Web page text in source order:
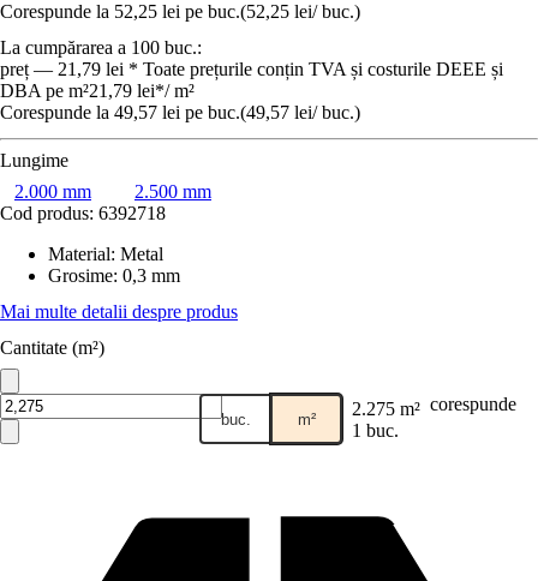
Corespunde la 52,25 lei pe buc.(52,25 lei/ buc.)
La cumpărarea a 100 buc.:
preț — 21,79 lei * Toate prețurile conțin TVA și costurile DEEE și
DBA pe m²21,79 lei*/ m²
Corespunde la 49,57 lei pe buc.(49,57 lei/ buc.)
Lungime
2.000 mm
2.500 mm
Cod produs: 6392718
Material: Metal
Grosime: 0,3 mm
Mai multe detalii despre produs
Cantitate (m²)
buc. m² 2.275 m² corespunde
1 buc.